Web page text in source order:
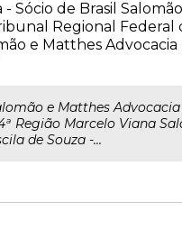
- Sócio de Brasil
Regional Federal
e Matthes
e Matthes
Região Marcelo Viana
de Souza -...